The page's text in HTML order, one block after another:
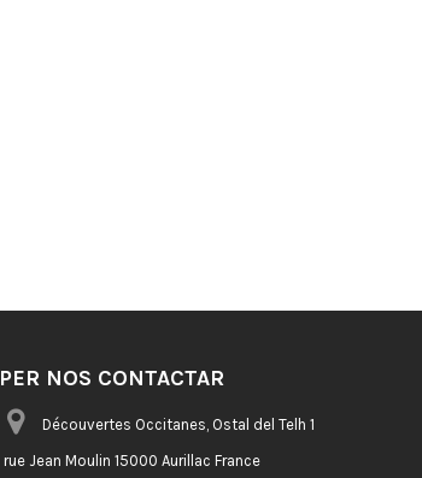
PER NOS CONTACTAR
Découvertes Occitanes, Ostal del Telh 1
rue Jean Moulin 15000 Aurillac France